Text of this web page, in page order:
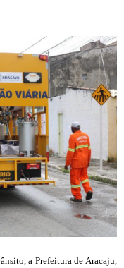
a Prefeitura de Aracaju,